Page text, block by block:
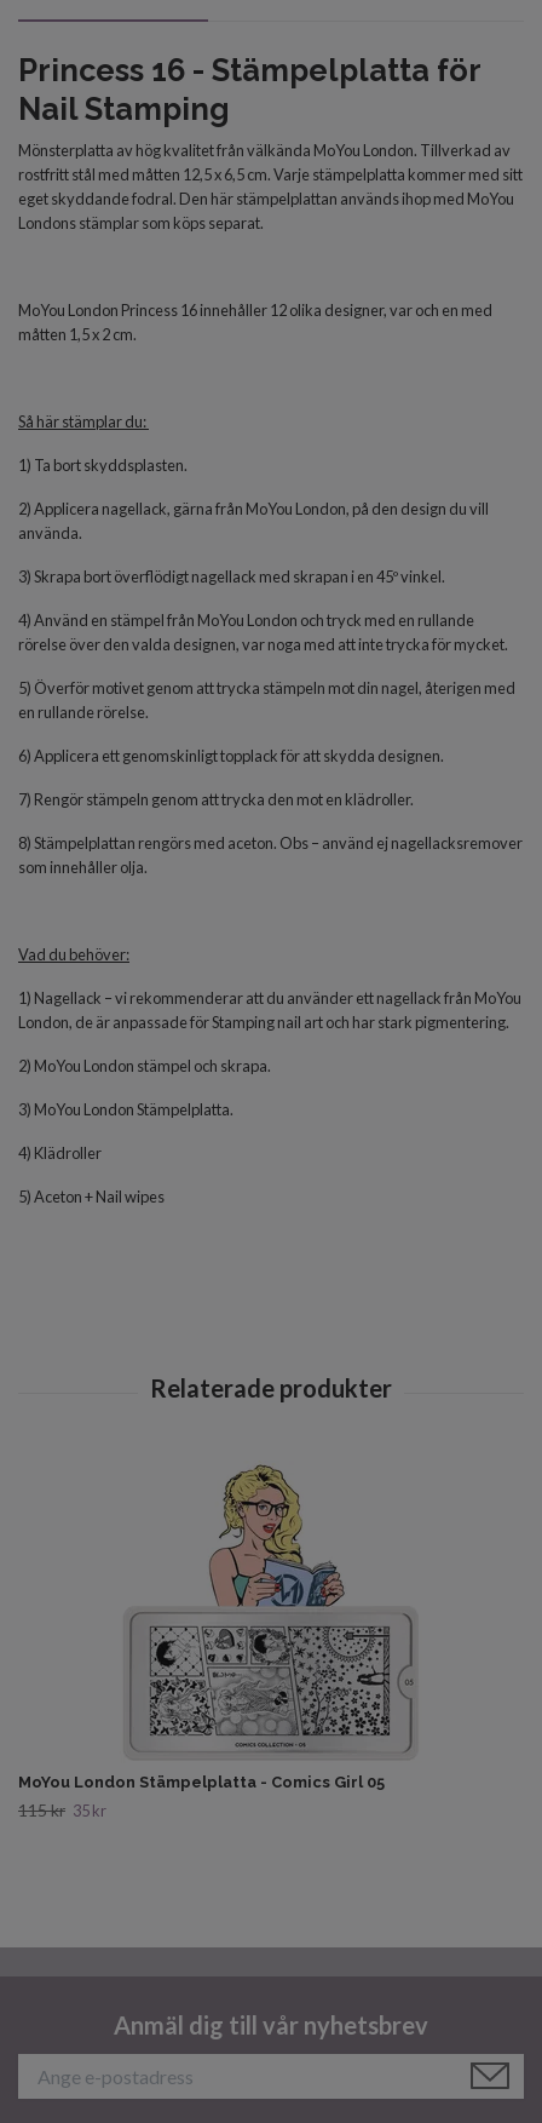
Princess 16 - Stämpelplatta för
Nail Stamping
Mönsterplatta av hög kvalitet från välkända MoYou London. Tillverkad av
rostfritt stål med måtten 12,5 x 6,5 cm. Varje stämpelplatta kommer med sitt
eget skyddande fodral. Den här stämpelplattan används ihop med MoYou
Londons stämplar som köps separat.
MoYou London Princess 16 innehåller 12 olika designer, var och en med
måtten 1,5 x 2 cm.
Så här stämplar du:
1) Ta bort skyddsplasten.
2) Applicera nagellack, gärna från MoYou London, på den design du vill
använda.
3) Skrapa bort överflödigt nagellack med skrapan i en 45º vinkel.
4) Använd en stämpel från MoYou London och tryck med en rullande
rörelse över den valda designen, var noga med att inte trycka för mycket.
5) Överför motivet genom att trycka stämpeln mot din nagel, återigen med
en rullande rörelse.
6) Applicera ett genomskinligt topplack för att skydda designen.
7) Rengör stämpeln genom att trycka den mot en klädroller.
8) Stämpelplattan rengörs med aceton. Obs – använd ej nagellacksremover
som innehåller olja.
Vad du behöver:
1) Nagellack – vi rekommenderar att du använder ett nagellack från MoYou
London, de är anpassade för Stamping nail art och har stark pigmentering.
2) MoYou London stämpel och skrapa.
3) MoYou London Stämpelplatta.
4) Klädroller
5) Aceton + Nail wipes
MoYou London Stämpelplatta - Comics Girl 05
115 kr 35 kr
Anmäl dig till vår nyhetsbrev